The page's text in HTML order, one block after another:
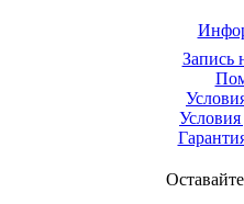
Запись
Условия